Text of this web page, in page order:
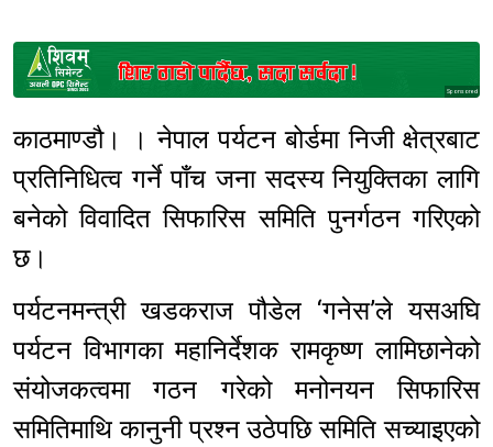
Sponsored
काठमाण्डौ। । नेपाल पर्यटन बोर्डमा निजी क्षेत्रबाट
प्रतिनिधित्व गर्ने पाँच जना सदस्य नियुक्तिका लागि
बनेको विवादित सिफारिस समिति पुनर्गठन गरिएको
छ।
पर्यटनमन्त्री खडकराज पौडेल ‘गनेस’ले यसअघि
पर्यटन विभागका महानिर्देशक रामकृष्ण लामिछानेको
संयोजकत्वमा गठन गरेको मनोनयन सिफारिस
समितिमाथि कानुनी प्रश्न उठेपछि समिति सच्याइएको